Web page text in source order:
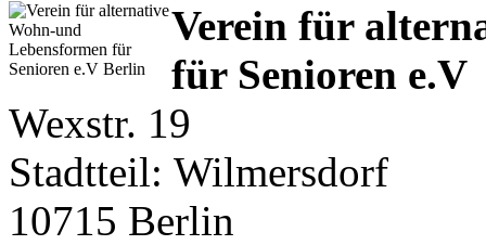
Verein für
für Senioren e.V
Wexstr. 19
Stadtteil: Wilmersdorf
10715 Berlin